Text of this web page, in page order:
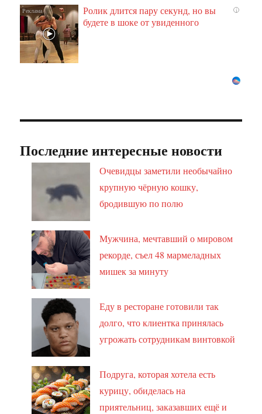
i
Ролик длится пару секунд, но вы
будете в шоке от увиденного
Последние интересные новости
Очевидцы заметили необычайно
крупную чёрную кошку,
бродившую по полю
Мужчина, мечтавший о мировом
рекорде, съел 48 мармеладных
мишек за минуту
Еду в ресторане готовили так
долго, что клиентка принялась
угрожать сотрудникам винтовкой
Подруга, которая хотела есть
курицу, обиделась на
приятельниц, заказавших ещё и